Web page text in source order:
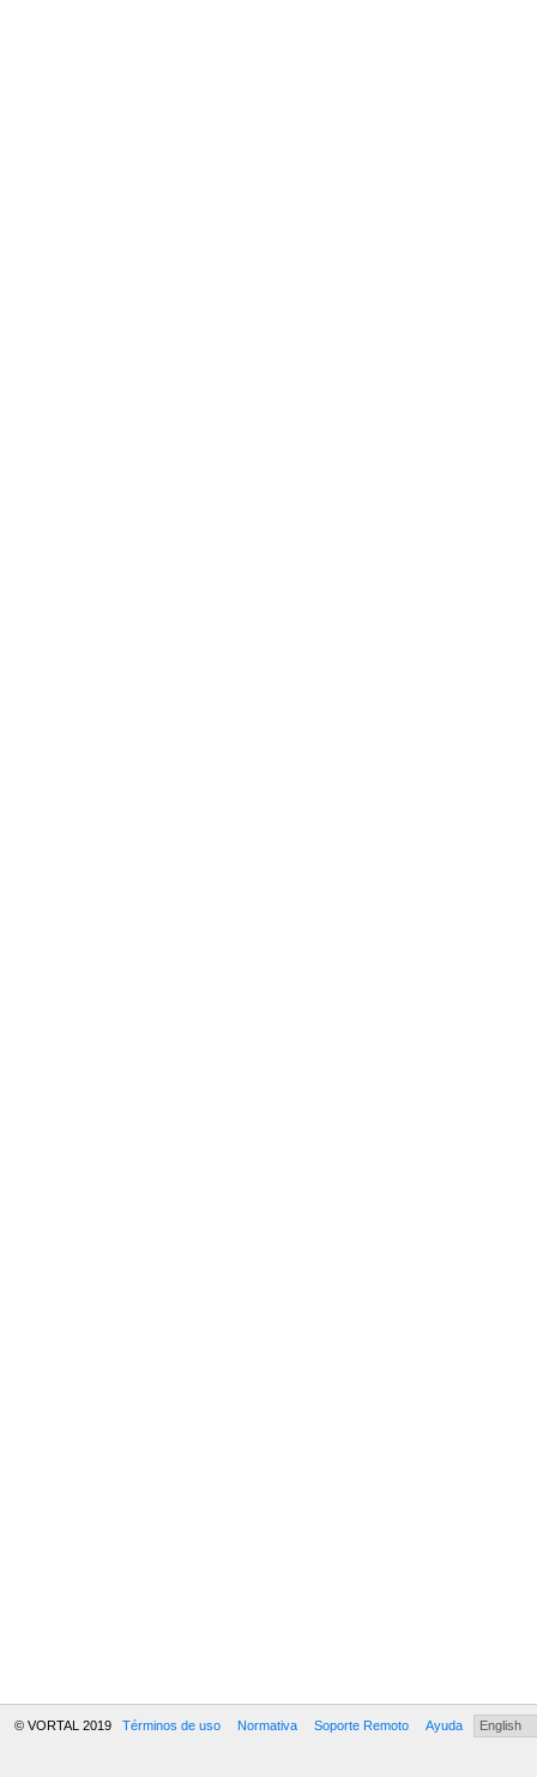
© VORTAL 2019 Términos de uso Normativa Soporte Remoto Ayuda